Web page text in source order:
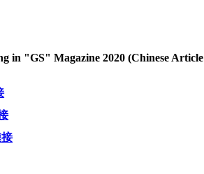
in "GS" Magazine 2020 (Chinese Article